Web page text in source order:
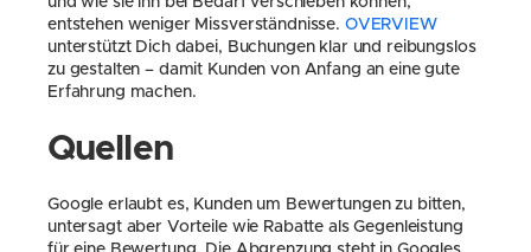
entstehen weniger Missverständnisse. OVERVIEW
unterstützt Dich dabei, Buchungen klar und reibungslos
zu gestalten – damit Kunden von Anfang an eine gute
Erfahrung machen.
Quellen
Google erlaubt es, Kunden um Bewertungen zu bitten,
untersagt aber Vorteile wie Rabatte als Gegenleistung